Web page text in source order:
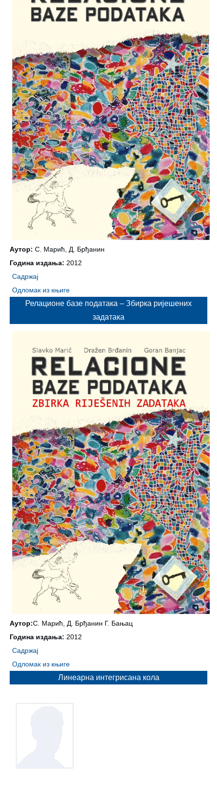
Аутор: С. Марић, Д. Брђанин
Година издања: 2012
Садржај
Одломак из књиге
Релационе базе података – Збирка ријешених
задатака
Аутор:С. Марић, Д. Брђанин Г. Бањац
Година издања: 2012
Садржај
Одломак из књиге
Линеарна интегрисана кола